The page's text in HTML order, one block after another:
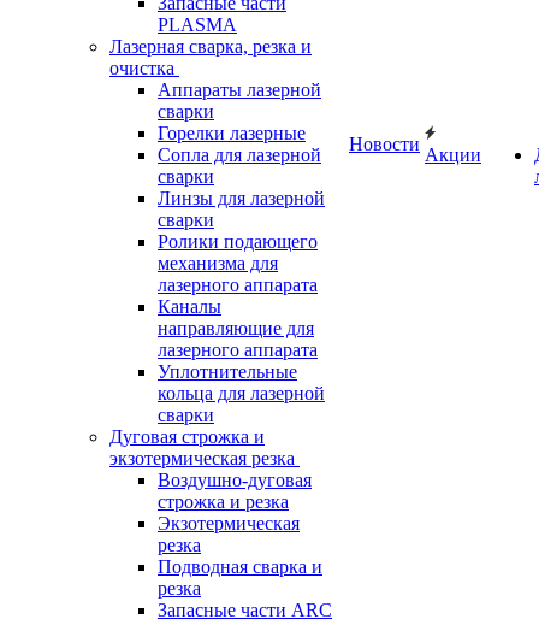
PLASMA
Лазерная сварка, резка и
очистка
Аппараты лазерной
сварки
Горелки лазерные
Сопла для лазерной
сварки
Линзы для лазерной
сварки
Ролики подающего
механизма для
лазерного аппарата
Каналы
направляющие для
лазерного аппарата
Уплотнительные
кольца для лазерной
сварки
Дуговая строжка и
экзотермическая резка
Воздушно-дуговая
строжка и резка
Экзотермическая
резка
Подводная сварка и
резка
Запасные части ARC
Новости
Акции